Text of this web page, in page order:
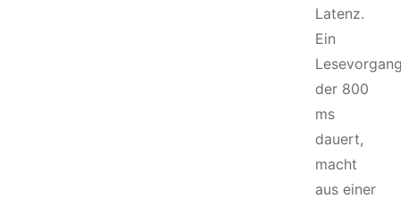
Latenz.
Ein
der 800
ms
dauert,
macht
aus einer